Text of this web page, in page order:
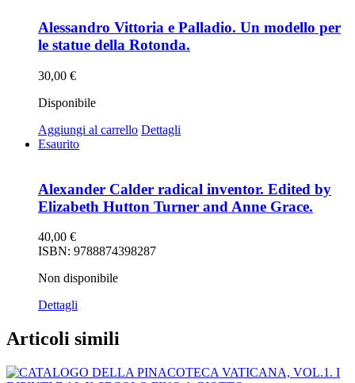
Alessandro Vittoria e Palladio. Un modello per
le statue della Rotonda.
30,00 €
Disponibile
Aggiungi al carrello Dettagli
Esaurito
Alexander Calder radical inventor. Edited by
Elizabeth Hutton Turner and Anne Grace.
40,00 €
ISBN: 9788874398287
Non disponibile
Dettagli
Articoli simili